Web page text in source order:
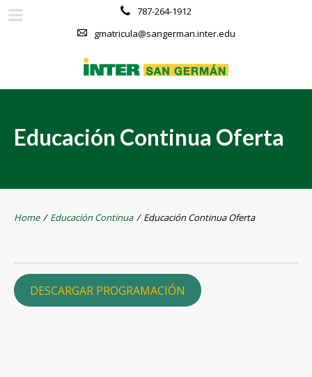
787-264-1912
gmatricula@sangerman.inter.edu
Educación Continua Oferta
Home / Educación Continua / Educación Continua Oferta
DESCARGAR PROGRAMACIÓN